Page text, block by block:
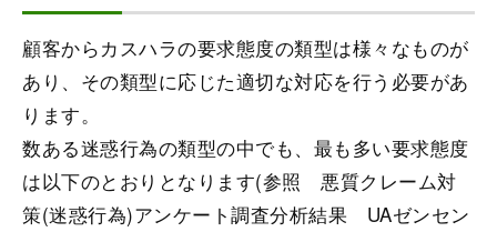
顧客からカスハラの要求態度の類型は様々なものが
あり、その類型に応じた適切な対応を行う必要があ
ります。
数ある迷惑行為の類型の中でも、最も多い要求態度
は以下のとおりとなります(参照 悪質クレーム対
策(迷惑行為)アンケート調査分析結果 UAゼンセン